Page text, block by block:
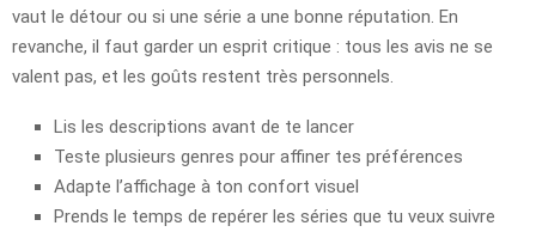
vaut le détour ou si une série a une bonne réputation. En
revanche, il faut garder un esprit critique : tous les avis ne se
valent pas, et les goûts restent très personnels.
Lis les descriptions avant de te lancer
Teste plusieurs genres pour affiner tes préférences
Adapte l’affichage à ton confort visuel
Prends le temps de repérer les séries que tu veux suivre